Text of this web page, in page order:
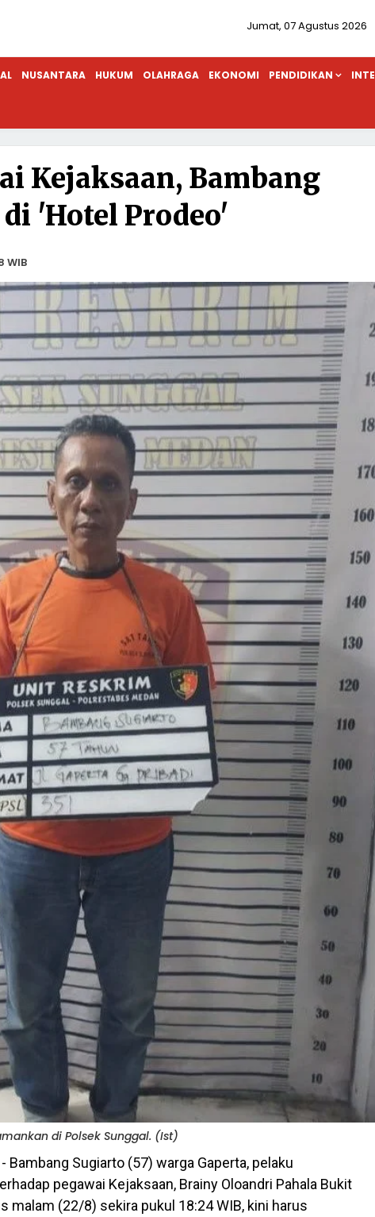
Jumat, 07 Agustus 2026
NUSANTARA HUKUM OLAHRAGA EKONOMI PENDIDIKAN
Kejaksaan, Bambang
'Hotel Prodeo'
WIB
di Polsek Sunggal. (Ist)
Bambang Sugiarto (57) warga Gaperta, pelaku
pegawai Kejaksaan, Brainy Oloandri Pahala Bukit
malam (22/8) sekira pukul 18:24 WIB, kini harus